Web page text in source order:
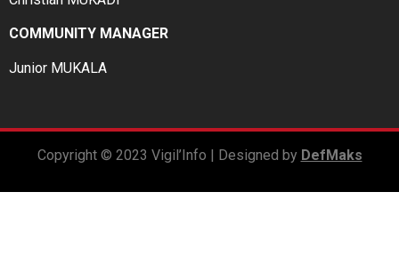
COMMUNITY MANAGER
Junior MUKALA
Copyright © 2023 Vigil’Info | Designed by DefMaks